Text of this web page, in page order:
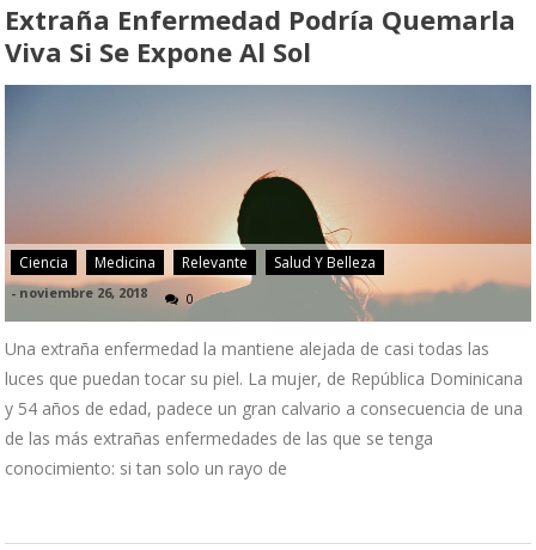
Extraña Enfermedad Podría Quemarla
Viva Si Se Expone Al Sol
Ciencia Medicina Relevante Salud Y Belleza
- noviembre 26, 2018 0
Una extraña enfermedad la mantiene alejada de casi todas las
luces que puedan tocar su piel. La mujer, de República Dominicana
y 54 años de edad, padece un gran calvario a consecuencia de una
de las más extrañas enfermedades de las que se tenga
conocimiento: si tan solo un rayo de